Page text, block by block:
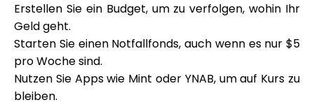
Erstellen Sie ein Budget, um zu verfolgen, wohin Ihr
Geld geht.
Starten Sie einen Notfallfonds, auch wenn es nur $5
pro Woche sind.
Nutzen Sie Apps wie Mint oder YNAB, um auf Kurs zu
bleiben.